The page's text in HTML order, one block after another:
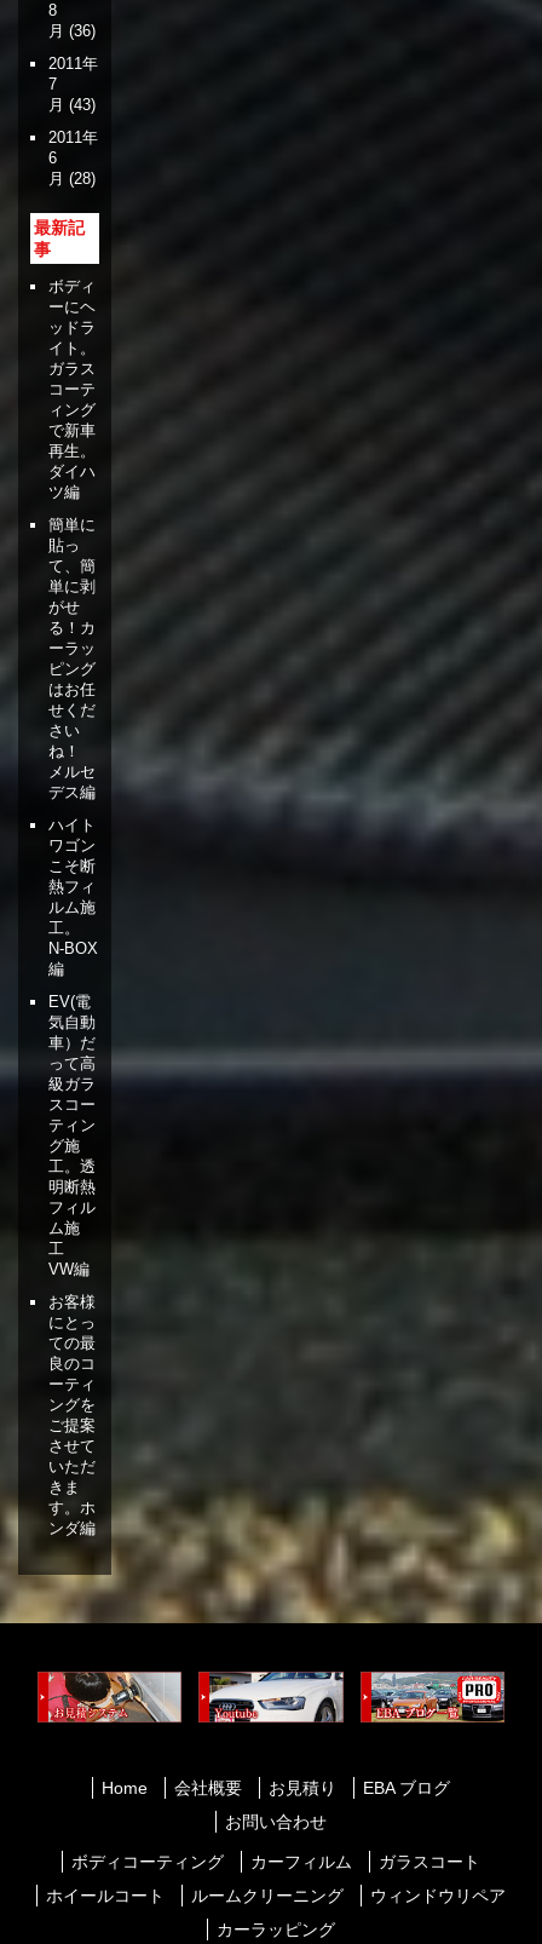
8
月 (36)
2011年
7
月 (43)
2011年
6
月 (28)
最新記
事
ボディ
ーにヘ
ッドラ
イト。
ガラス
コーテ
ィング
で新車
再生。
ダイハ
ツ編
簡単に
貼っ
て、簡
単に剥
がせ
る！カ
ーラッ
ピング
はお任
せくだ
さい
ね！
メルセ
デス編
ハイト
ワゴン
こそ断
熱フィ
ルム施
工。
N-BOX
編
EV(電
気自動
車）だ
って高
級ガラ
スコー
ティン
グ施
工。透
明断熱
フィル
ム施
工
VW編
お客様
にとっ
ての最
良のコ
ーティ
ングを
ご提案
させて
いただ
きま
す。ホ
ンダ編
Home 会社概要 お見積り
EBA ブログ
お問い合わせ
ボディコーティング カーフィルム
ガラスコート
ホイールコート
ルームクリーニング
ウィンドウリペア
カーラッピング